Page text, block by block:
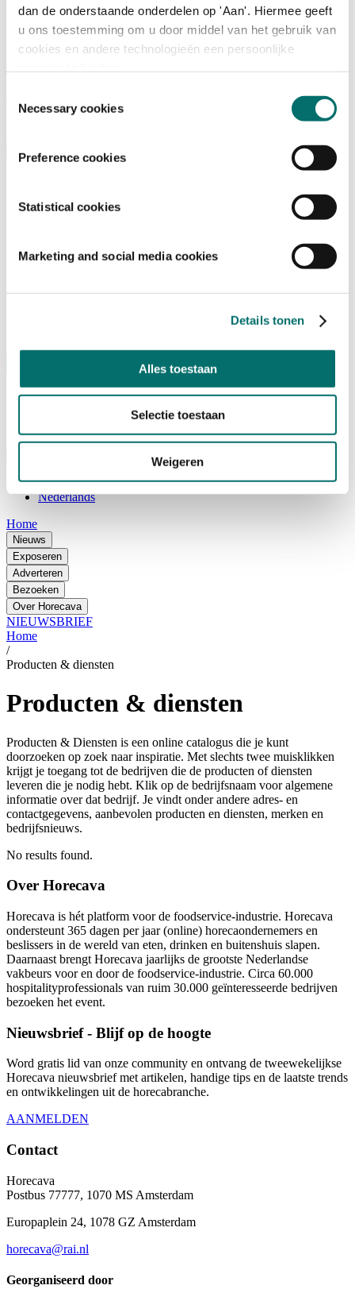
dan de onderstaande onderdelen op 'Aan'. Hiermee geeft
u ons toestemming om u door middel van het gebruik van
cookies en andere technologieën een persoonlijke
Necessary cookies
Preference cookies
Statistical cookies
Marketing and social media cookies
Details tonen
Alles toestaan
Selectie toestaan
Weigeren
Bezoekersinformatie
Tickets
Bereikbaarheid Horecava
Ticket kopen voor Horecava
Over Horecava
Contact
Beursprofiel
Zoeken
English
Nederlands
Home
Nieuws
Exposeren
Adverteren
Bezoeken
Over Horecava
NIEUWSBRIEF
Home
/
Producten & diensten
Producten & diensten
Producten & Diensten is een online catalogus die je kunt
doorzoeken op zoek naar inspiratie. Met slechts twee muisklikken
krijgt je toegang tot de bedrijven die de producten of diensten
leveren die je nodig hebt. Klik op de bedrijfsnaam voor algemene
informatie over dat bedrijf. Je vindt onder andere adres- en
contactgegevens, aanbevolen producten en diensten, merken en
bedrijfsnieuws.
No results found.
Over Horecava
Horecava is hét platform voor de foodservice-industrie. Horecava
ondersteunt 365 dagen per jaar (online) horecaondernemers en
beslissers in de wereld van eten, drinken en buitenshuis slapen.
Daarnaast brengt Horecava jaarlijks de grootste Nederlandse
vakbeurs voor en door de foodservice-industrie. Circa 60.000
hospitalityprofessionals van ruim 30.000 geïnteresseerde bedrijven
bezoeken het event.
Nieuwsbrief - Blijf op de hoogte
Word gratis lid van onze community en ontvang de tweewekelijkse
Horecava nieuwsbrief met artikelen, handige tips en de laatste trends
en ontwikkelingen uit de horecabranche.
AANMELDEN
Contact
Horecava
Postbus 77777, 1070 MS Amsterdam
Europaplein 24, 1078 GZ Amsterdam
horecava@rai.nl
Georganiseerd door